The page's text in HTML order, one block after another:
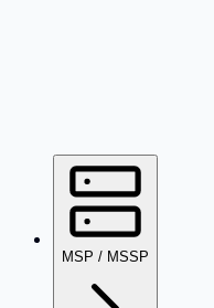
MSP / MSSP